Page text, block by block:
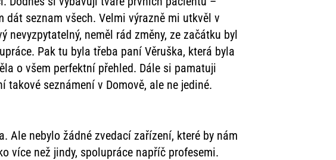
seznam všech. Velmi výrazně mi utkvěl v
neměl rád změny, ze začátku byl
Pak tu byla třeba paní Věruška, která byla
o všem perfektní přehled. Dále si pamatuji
seznámení v Domově, ale ne jediné.
nebylo žádné zvedací zařízení, které by nám
více než jindy, spolupráce napříč profesemi.